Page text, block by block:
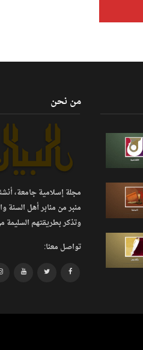
من نحن
مجلة إسلامية جامعة، أنشئت
منبر من منابر أهل السنة
وتذكر بطريقتهم السليمة
تواصل معنا: